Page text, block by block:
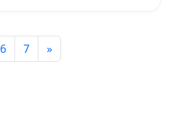
6 7 »